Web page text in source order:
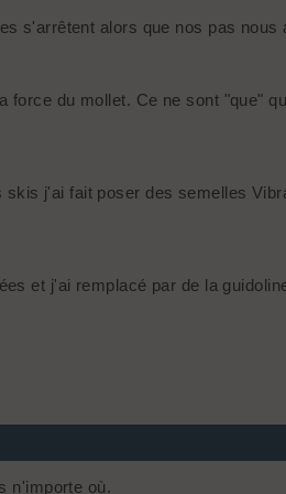
s'arrêtent alors que nos pas
du mollet. Ce ne sont "que"
j'ai fait poser des semelles
et j'ai remplacé par de la
n'importe où.